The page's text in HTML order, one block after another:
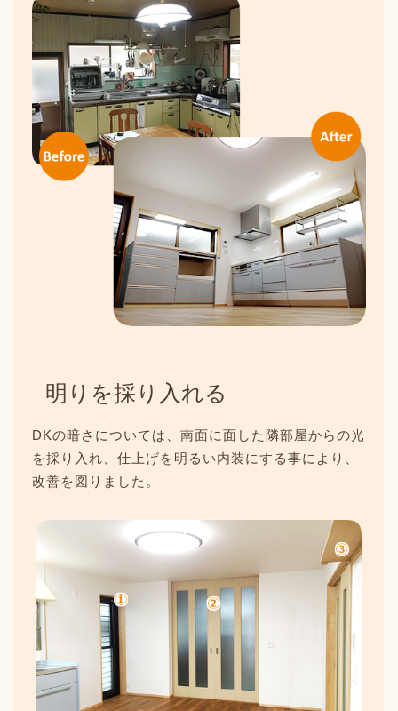
明りを採り入れる
DKの暗さについては、南面に面した隣部屋からの光
を採り入れ、仕上げを明るい内装にする事により、
改善を図りました。